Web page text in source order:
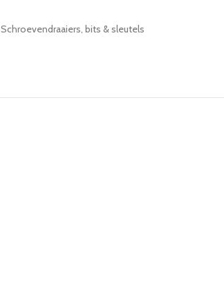
Schroevendraaiers, bits & sleutels